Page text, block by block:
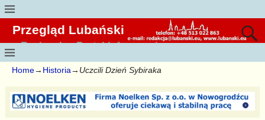
Przegląd Lubański
Regionalny Portal Informacyjny
Home→ Historia→ Uczcili Dzień Sybiraka